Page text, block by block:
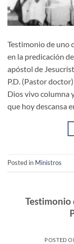
Testimonio de uno
en la predicación
apóstol de
P.D. (Pastor
Dios vivo columna
que hoy descansa
Posted in Ministros
Testimonio
POSTED